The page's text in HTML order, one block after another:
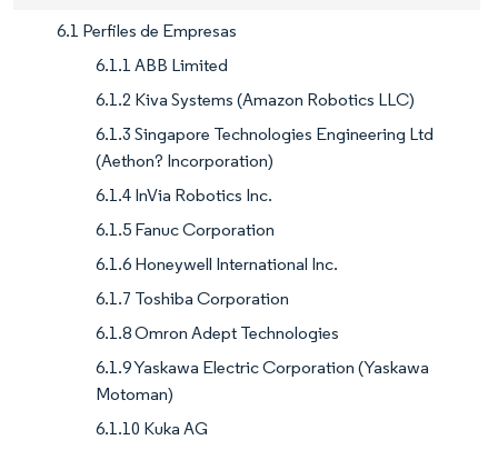
6.1 Perfiles de Empresas
6.1.1 ABB Limited
6.1.2 Kiva Systems (Amazon Robotics LLC)
6.1.3 Singapore Technologies Engineering Ltd
(Aethon? Incorporation)
6.1.4 InVia Robotics Inc.
6.1.5 Fanuc Corporation
6.1.6 Honeywell International Inc.
6.1.7 Toshiba Corporation
6.1.8 Omron Adept Technologies
6.1.9 Yaskawa Electric Corporation (Yaskawa
Motoman)
6.1.10 Kuka AG